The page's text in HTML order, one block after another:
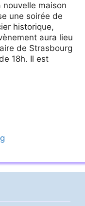
nouvelle maison
une soirée de
historique,
aura lieu
de Strasbourg
18h. Il est